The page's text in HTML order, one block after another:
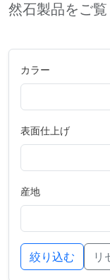
然石製品をご覧
カラー
表面仕上げ
産地
絞り込む リ